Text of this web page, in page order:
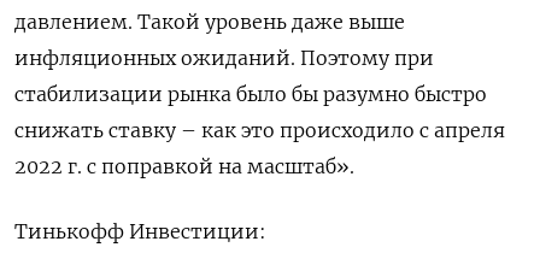
давлением. Такой уровень даже выше
инфляционных ожиданий. Поэтому при
стабилизации рынка было бы разумно быстро
снижать ставку – как это происходило с апреля
2022 г. с поправкой на масштаб».
Тинькофф Инвестиции: